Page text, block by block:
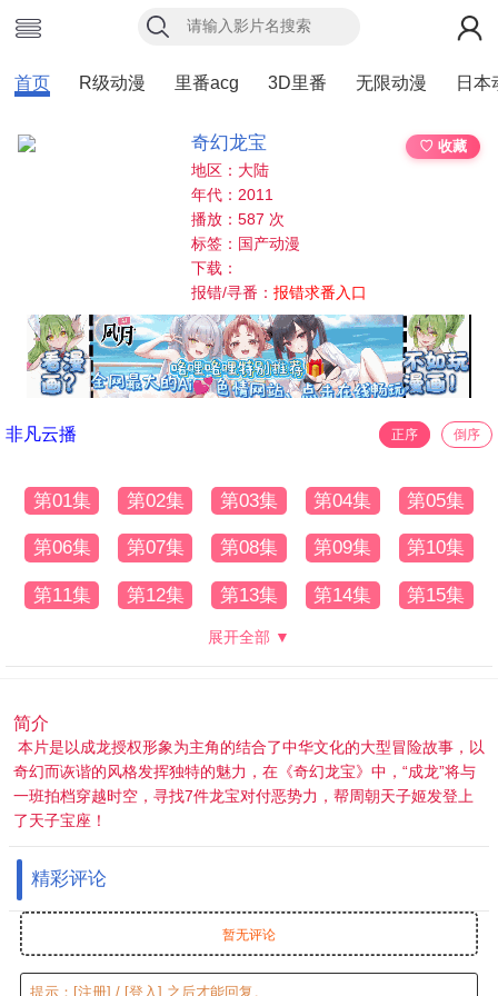
首页 R级动漫 里番acg 3D里番 无限动漫 日本
奇幻龙宝
♡ 收藏
地区：大陆
年代：2011
播放：587 次
标签：国产动漫
下载：
报错/寻番：报错求番入口
非凡云播 正序 倒序
第01集 第02集 第03集 第04集 第05集
第06集 第07集 第08集 第09集 第10集
第11集 第12集 第13集 第14集 第15集
展开全部 ▼
简介
本片是以成龙授权形象为主角的结合了中华文化的大型冒险故事，以
奇幻而诙谐的风格发挥独特的魅力，在《奇幻龙宝》中，“成龙”将与
一班拍档穿越时空，寻找7件龙宝对付恶势力，帮周朝天子姬发登上
了天子宝座！
精彩评论
暂无评论
提示： [注册] / [登入] 之后才能回复。